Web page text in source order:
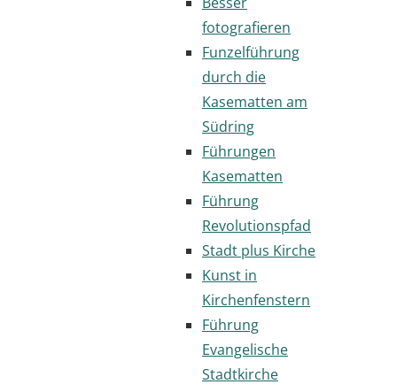
fotografieren
Funzelführung
durch die
Kasematten am
Südring
Führungen
Kasematten
Führung
Revolutionspfad
Stadt plus Kirche
Kunst in
Kirchenfenstern
Führung
Evangelische
Stadtkirche